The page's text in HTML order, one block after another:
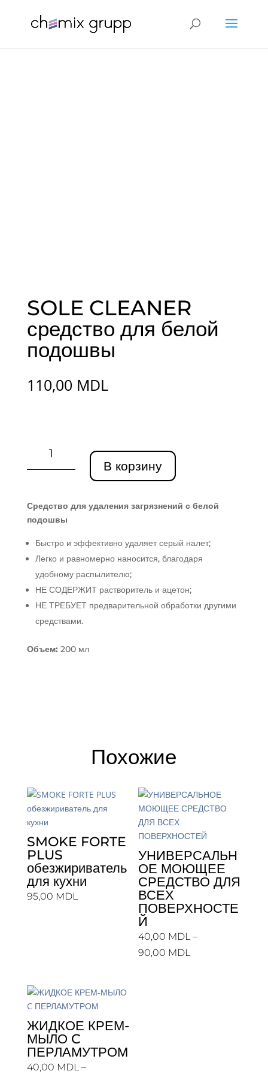
SOLE CLEANER
средство для белой
подошвы
110,00 MDL
товара
SOLE
для
белой
подошвы
В корзину
Средство для удаления загрязнений с белой
подошвы
Быстро и эффективно удаляет серый налет;
Легко и равномерно наносится, благодаря
удобному распылителю;
НЕ СОДЕРЖИТ растворитель и ацетон;
НЕ ТРЕБУЕТ предварительной обработки другими
средствами.
Объем: 200 мл
Похожие
SMOKE FORTE
PLUS
обезжириватель
для кухни
95,00 MDL
УНИВЕРСАЛЬН
ОЕ МОЮЩЕЕ
СРЕДСТВО ДЛЯ
ВСЕХ
ПОВЕРХНОСТЕ
Й
40,00 MDL –
90,00 MDL
ЖИДКОЕ КРЕМ-
МЫЛО C
ПЕРЛАМУТРОМ
40,00 MDL –